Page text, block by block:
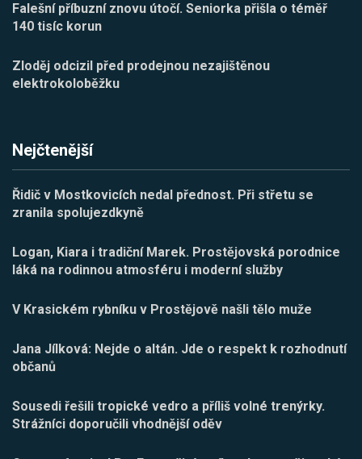
Falešní příbuzní znovu útočí. Seniorka přišla o téměř
140 tisíc korun
Zloděj odcizil před prodejnou nezajištěnou
elektrokoloběžku
Nejčtenější
Řidič v Mostkovicích nedal přednost. Při střetu se
zranila spolujezdkyně
Logan, Kiara i tradiční Marek. Prostějovská porodnice
láká na rodinnou atmosféru i moderní služby
V Krasickém rybníku v Prostějově našli tělo muže
Jana Jílková: Nejde o altán. Jde o respekt k rozhodnutí
občanů
Sousedi řešili tropické vedro a příliš volné trenýrky.
Strážníci doporučili vhodnější oděv